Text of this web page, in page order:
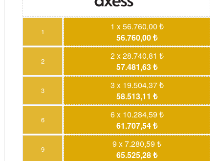
1
1 x 56.760,00 ₺
56.760,00 ₺
2
2 x 28.740,81 ₺
57.481,63 ₺
3
3 x 19.504,37 ₺
58.513,11 ₺
6
6 x 10.284,59 ₺
61.707,54 ₺
9
9 x 7.280,59 ₺
65.525,28 ₺